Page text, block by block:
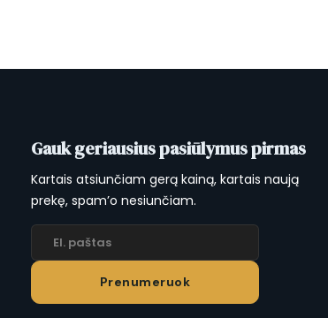
Gauk geriausius pasiūlymus pirmas
Kartais atsiunčiam gerą kainą, kartais naują
prekę, spam’o nesiunčiam.
Prenumeruok